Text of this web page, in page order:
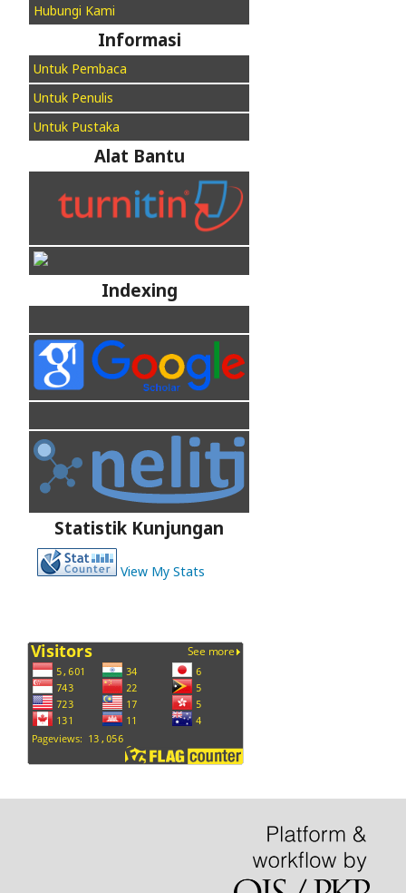
Hubungi Kami
Informasi
Untuk Pembaca
Untuk Penulis
Untuk Pustaka
Alat Bantu
Indexing
Statistik Kunjungan
View My Stats